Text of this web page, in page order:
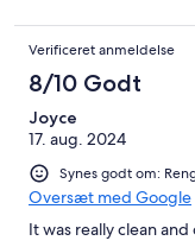
Verificeret anmeldelse
8/10 Godt
Joyce
17. aug. 2024
Synes godt om:
Oversæt med Google
It was really clean